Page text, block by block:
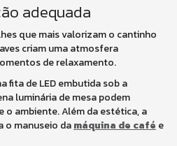
adequada
que mais valorizam o cantinho
criam uma atmosfera
de relaxamento.
fita de LED embutida sob a
luminária de mesa podem
ambiente. Além da estética, a
o manuseio damáquina de café e